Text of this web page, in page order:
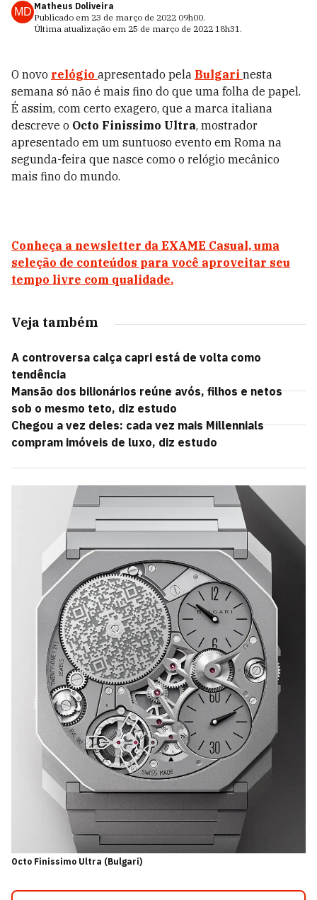
MD Matheus Doliveira
Publicado em 23 de março de 2022 09h00.
Última atualização em 25 de março de 2022 18h31.
O novo relógio apresentado pela Bulgari nesta
semana só não é mais fino do que uma folha de papel.
É assim, com certo exagero, que a marca italiana
descreve o Octo Finissimo Ultra, mostrador
apresentado em um suntuoso evento em Roma na
segunda-feira que nasce como o relógio mecânico
mais fino do mundo.
Conheça a newsletter da EXAME Casual, uma
seleção de conteúdos para você aproveitar seu
tempo livre com qualidade.
Veja também
A controversa calça capri está de volta como
tendência
Mansão dos bilionários reúne avós, filhos e netos
sob o mesmo teto, diz estudo
Chegou a vez deles: cada vez mais Millennials
compram imóveis de luxo, diz estudo
Octo Finissimo Ultra (Bulgari)